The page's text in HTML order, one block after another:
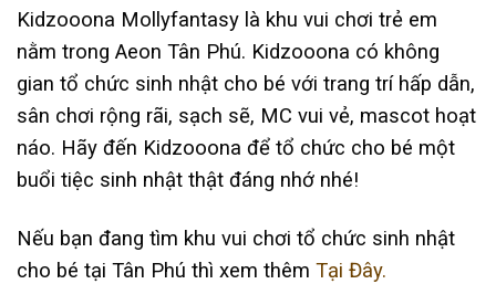
Kidzooona Mollyfantasy là khu vui chơi trẻ em
nằm trong Aeon Tân Phú. Kidzooona có không
gian tổ chức sinh nhật cho bé với trang trí hấp dẫn,
sân chơi rộng rãi, sạch sẽ, MC vui vẻ, mascot hoạt
náo. Hãy đến Kidzooona để tổ chức cho bé một
buổi tiệc sinh nhật thật đáng nhớ nhé!
Nếu bạn đang tìm khu vui chơi tổ chức sinh nhật
cho bé tại Tân Phú thì xem thêm Tại Đây.